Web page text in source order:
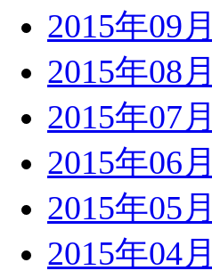
2015年09月
2015年08月
2015年07月
2015年06月
2015年05月
2015年04月